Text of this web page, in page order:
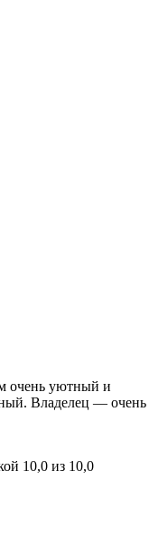
очень уютный и
Владелец — очень
10,0 из 10,0